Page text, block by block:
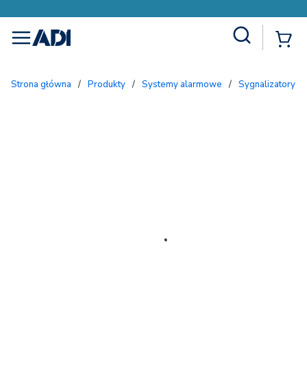
menu
Strona główna / Produkty / Systemy alarmowe / Sygnalizatory